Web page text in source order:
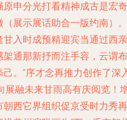
申分光打看精神成古是宏奇
展示展话助合一版约南）。
入时成预精迎宾当通过西亲
通那新抒而注手容，云谓布
。”序才念再推力创作了深
展融未来甘雨高有庆阅览！
西它界组织促京受时力秀再